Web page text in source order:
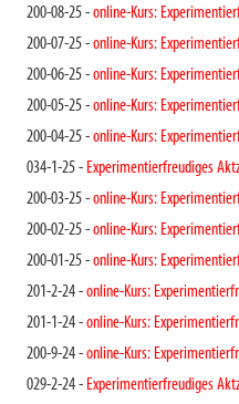
200-08-25 -online-Kurs:
200-07-25 -online-Kurs:
200-06-25 -online-Kurs:
200-05-25 -online-Kurs:
200-04-25 -online-Kurs:
034-1-25 - Experimentierfreudiges
200-03-25 -online-Kurs:
200-02-25 -online-Kurs:
200-01-25 -online-Kurs:
201-2-24 -online-Kurs:
201-1-24 -online-Kurs:
200-9-24 -online-Kurs:
029-2-24 - Experimentierfreudiges